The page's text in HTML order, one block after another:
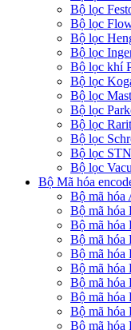
Bộ lọc
Bộ lọc
Bộ lọc
Bộ lọc
Bộ lọc khí
Bộ lọc
Bộ lọc
Bộ lọc
Bộ lọc
Bộ lọc
Bộ lọc
Bộ lọc
Bộ Mã hóa
Bộ mã hóa
Bộ mã hóa
Bộ mã hóa
Bộ mã hóa
Bộ mã hóa
Bộ mã hóa
Bộ mã hóa
Bộ mã hóa
Bộ mã hóa
Bộ mã hóa